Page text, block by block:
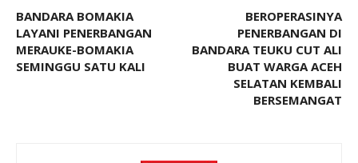
BANDARA BOMAKIA
LAYANI PENERBANGAN
MERAUKE-BOMAKIA
SEMINGGU SATU KALI
BEROPERASINYA
PENERBANGAN DI
BANDARA TEUKU CUT ALI
BUAT WARGA ACEH
SELATAN KEMBALI
BERSEMANGAT